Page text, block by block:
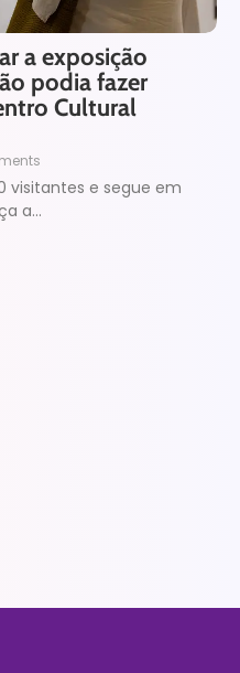
a exposição
podia fazer
Cultural
visitantes e segue em
a...